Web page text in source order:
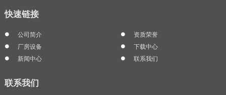
快速链接
公司简介
资质荣誉
厂房设备
下载中心
新闻中心
联系我们
联系我们